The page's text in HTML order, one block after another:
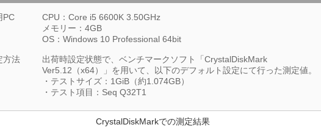
PC
CPU：Core i5 6600K 3.50GHz
メモリー：4GB
OS：Windows 10 Professional 64bit
方法
出荷時設定状態で、ベンチマークソフト「CrystalDiskMark
Ver5.12（x64）」を用いて、以下のデフォルト設定にて行った測定値。
・テストサイズ：1GiB（約1.074GB）
・テスト項目：Seq Q32T1
CrystalDiskMarkでの測定結果